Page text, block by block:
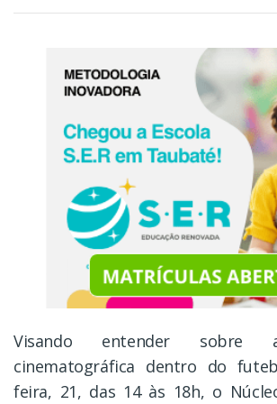
Visando entender sobre
cinematográfica dentro do
feira, 21, das 14 às 18h, o